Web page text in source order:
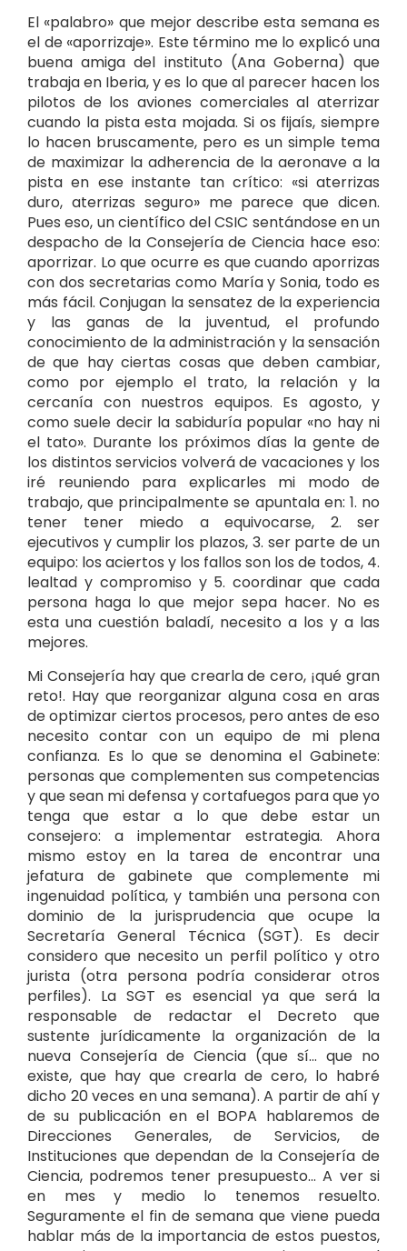
El «palabro» que mejor describe esta semana es
el de «aporrizaje». Este término me lo explicó una
buena amiga del instituto (Ana Goberna) que
trabaja en Iberia, y es lo que al parecer hacen los
pilotos de los aviones comerciales al aterrizar
cuando la pista esta mojada. Si os fijaís, siempre
lo hacen bruscamente, pero es un simple tema
de maximizar la adherencia de la aeronave a la
pista en ese instante tan crítico: «si aterrizas
duro, aterrizas seguro» me parece que dicen.
Pues eso, un científico del CSIC sentándose en un
despacho de la Consejería de Ciencia hace eso:
aporrizar. Lo que ocurre es que cuando aporrizas
con dos secretarias como María y Sonia, todo es
más fácil. Conjugan la sensatez de la experiencia
y las ganas de la juventud, el profundo
conocimiento de la administración y la sensación
de que hay ciertas cosas que deben cambiar,
como por ejemplo el trato, la relación y la
cercanía con nuestros equipos. Es agosto, y
como suele decir la sabiduría popular «no hay ni
el tato». Durante los próximos días la gente de
los distintos servicios volverá de vacaciones y los
iré reuniendo para explicarles mi modo de
trabajo, que principalmente se apuntala en: 1. no
tener tener miedo a equivocarse, 2. ser
ejecutivos y cumplir los plazos, 3. ser parte de un
equipo: los aciertos y los fallos son los de todos, 4.
lealtad y compromiso y 5. coordinar que cada
persona haga lo que mejor sepa hacer. No es
esta una cuestión baladí, necesito a los y a las
mejores.
Mi Consejería hay que crearla de cero, ¡qué gran
reto!. Hay que reorganizar alguna cosa en aras
de optimizar ciertos procesos, pero antes de eso
necesito contar con un equipo de mi plena
confianza. Es lo que se denomina el Gabinete:
personas que complementen sus competencias
y que sean mi defensa y cortafuegos para que yo
tenga que estar a lo que debe estar un
consejero: a implementar estrategia. Ahora
mismo estoy en la tarea de encontrar una
jefatura de gabinete que complemente mi
ingenuidad política, y también una persona con
dominio de la jurisprudencia que ocupe la
Secretaría General Técnica (SGT). Es decir
considero que necesito un perfil político y otro
jurista (otra persona podría considerar otros
perfiles). La SGT es esencial ya que será la
responsable de redactar el Decreto que
sustente jurídicamente la organización de la
nueva Consejería de Ciencia (que sí… que no
existe, que hay que crearla de cero, lo habré
dicho 20 veces en una semana). A partir de ahí y
de su publicación en el BOPA hablaremos de
Direcciones Generales, de Servicios, de
Instituciones que dependan de la Consejería de
Ciencia, podremos tener presupuesto… A ver si
en mes y medio lo tenemos resuelto.
Seguramente el fin de semana que viene pueda
hablar más de la importancia de estos puestos,